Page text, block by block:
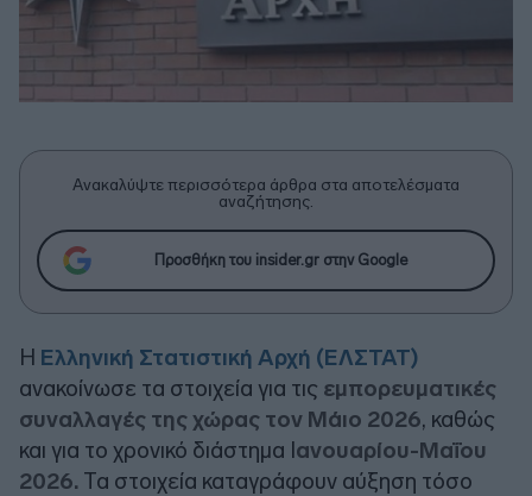
Ανακαλύψτε περισσότερα άρθρα στα αποτελέσματα
αναζήτησης.
Προσθήκη του insider.gr στην Google
Η Ελληνική Στατιστική Αρχή (ΕΛΣΤΑΤ)
ανακοίνωσε τα στοιχεία για τις εμπορευματικές
συναλλαγές της χώρας τον Μάιο 2026, καθώς
και για το χρονικό διάστημα Ιανουαρίου-Μαΐου
2026. Τα στοιχεία καταγράφουν αύξηση τόσο